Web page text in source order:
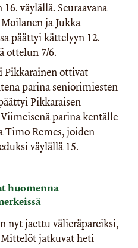
väylällä. Seuraavana
ja Jukka
päättyi kättelyyn 12.
ottelun 7/6.
Pikkarainen ottivat
parina seniorimiesten
Pikkaraisen
parina kentälle
Timo Remes, joiden
väylällä 15.
huomenna
nyt jaettu välieräpareiksi,
jatkuvat heti